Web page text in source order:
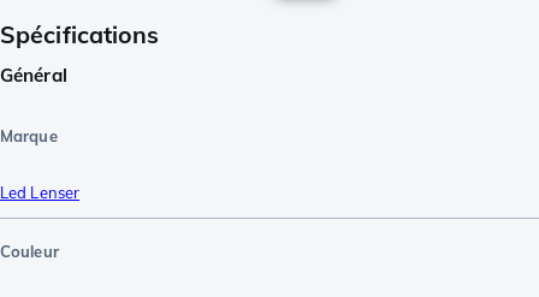
Spécifications
Général
Marque
Led Lenser
Couleur